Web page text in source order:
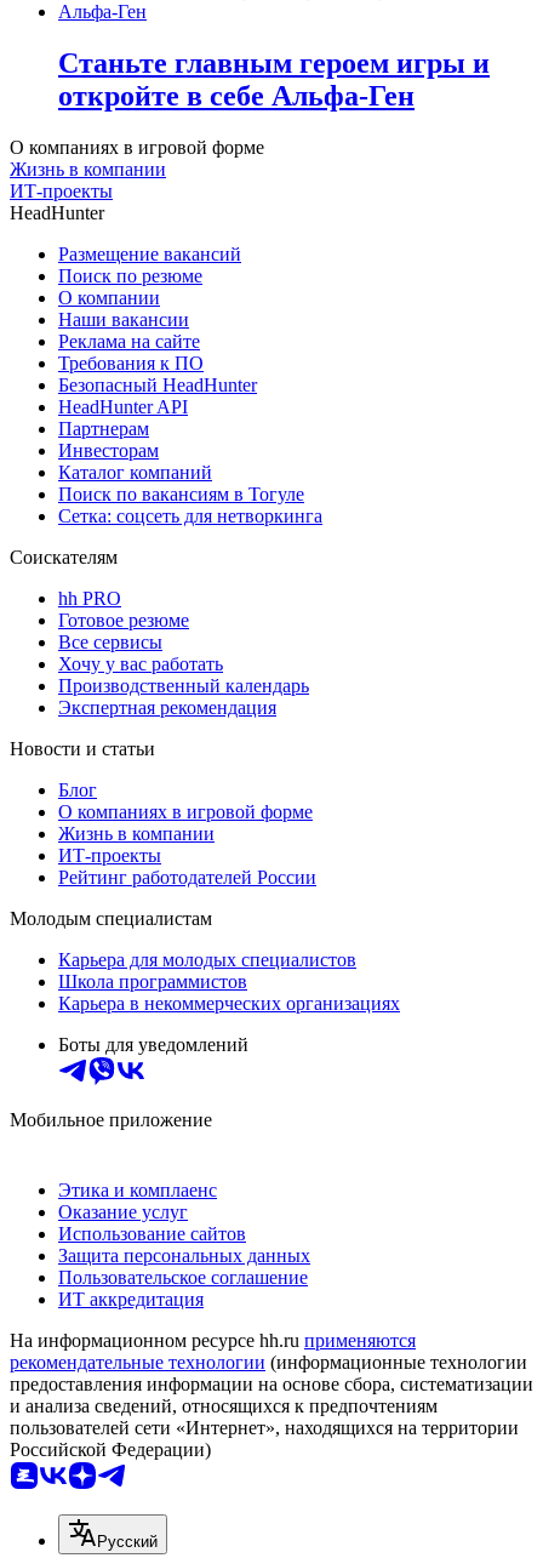
Станьте главным героем игры и
откройте в себе Альфа-Ген
О компаниях в игровой форме
Жизнь в компании
ИТ-проекты
HeadHunter
Размещение вакансий
Поиск по резюме
О компании
Наши вакансии
Реклама на сайте
Требования к ПО
Безопасный HeadHunter
HeadHunter API
Партнерам
Инвесторам
Каталог компаний
Поиск по вакансиям в Тогуле
Сетка: соцсеть для нетворкинга
Соискателям
hh PRO
Готовое резюме
Все сервисы
Хочу у вас работать
Производственный календарь
Экспертная рекомендация
Новости и статьи
Блог
О компаниях в игровой форме
Жизнь в компании
ИТ-проекты
Рейтинг работодателей России
Молодым специалистам
Карьера для молодых специалистов
Школа программистов
Карьера в некоммерческих организациях
Боты для уведомлений
Мобильное приложение
Этика и комплаенс
Оказание услуг
Использование сайтов
Защита персональных данных
Пользовательское соглашение
ИТ аккредитация
На информационном ресурсе hh.ru применяются
рекомендательные технологии (информационные технологии
предоставления информации на основе сбора, систематизации
и анализа сведений, относящихся к предпочтениям
пользователей сети «Интернет», находящихся на территории
Российской Федерации)
Русский